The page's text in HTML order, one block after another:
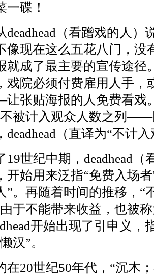
一碟！
deadhead（看蹭戏的人
像现在这么五花八门，没
就成了最主要的宣传途径
戏院必须付费雇用人手，
张贴海报的人免费看戏
被计入观众人数之列——
deadhead（直译为“不计
19世纪中期，deadhead
开始用来泛指“免费入场
”。再随着时间的推移，“
于不能带来收益，也被称
开始出现了引申义，
汉”。
在20世纪50年代，“沉木